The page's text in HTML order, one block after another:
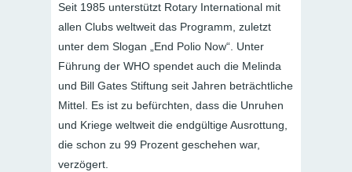
Seit 1985 unterstützt Rotary International mit
allen Clubs weltweit das Programm, zuletzt
unter dem Slogan „End Polio Now“. Unter
Führung der WHO spendet auch die Melinda
und Bill Gates Stiftung seit Jahren beträchtliche
Mittel. Es ist zu befürchten, dass die Unruhen
und Kriege weltweit die endgültige Ausrottung,
die schon zu 99 Prozent geschehen war,
verzögert.